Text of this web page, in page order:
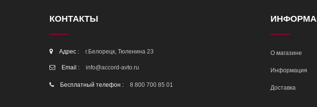
КОНТАКТЫ
Адрес : г.Белорецк, Тюленина 23
Email : info@accord-avto.ru
Бесплатный телефон : 8 800 700 85 01
О магазине
Информация
Доставка